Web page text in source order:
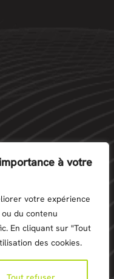
à votre
votre expérience
du contenu
En cliquant sur "Tout
des cookies.
internet Réunion